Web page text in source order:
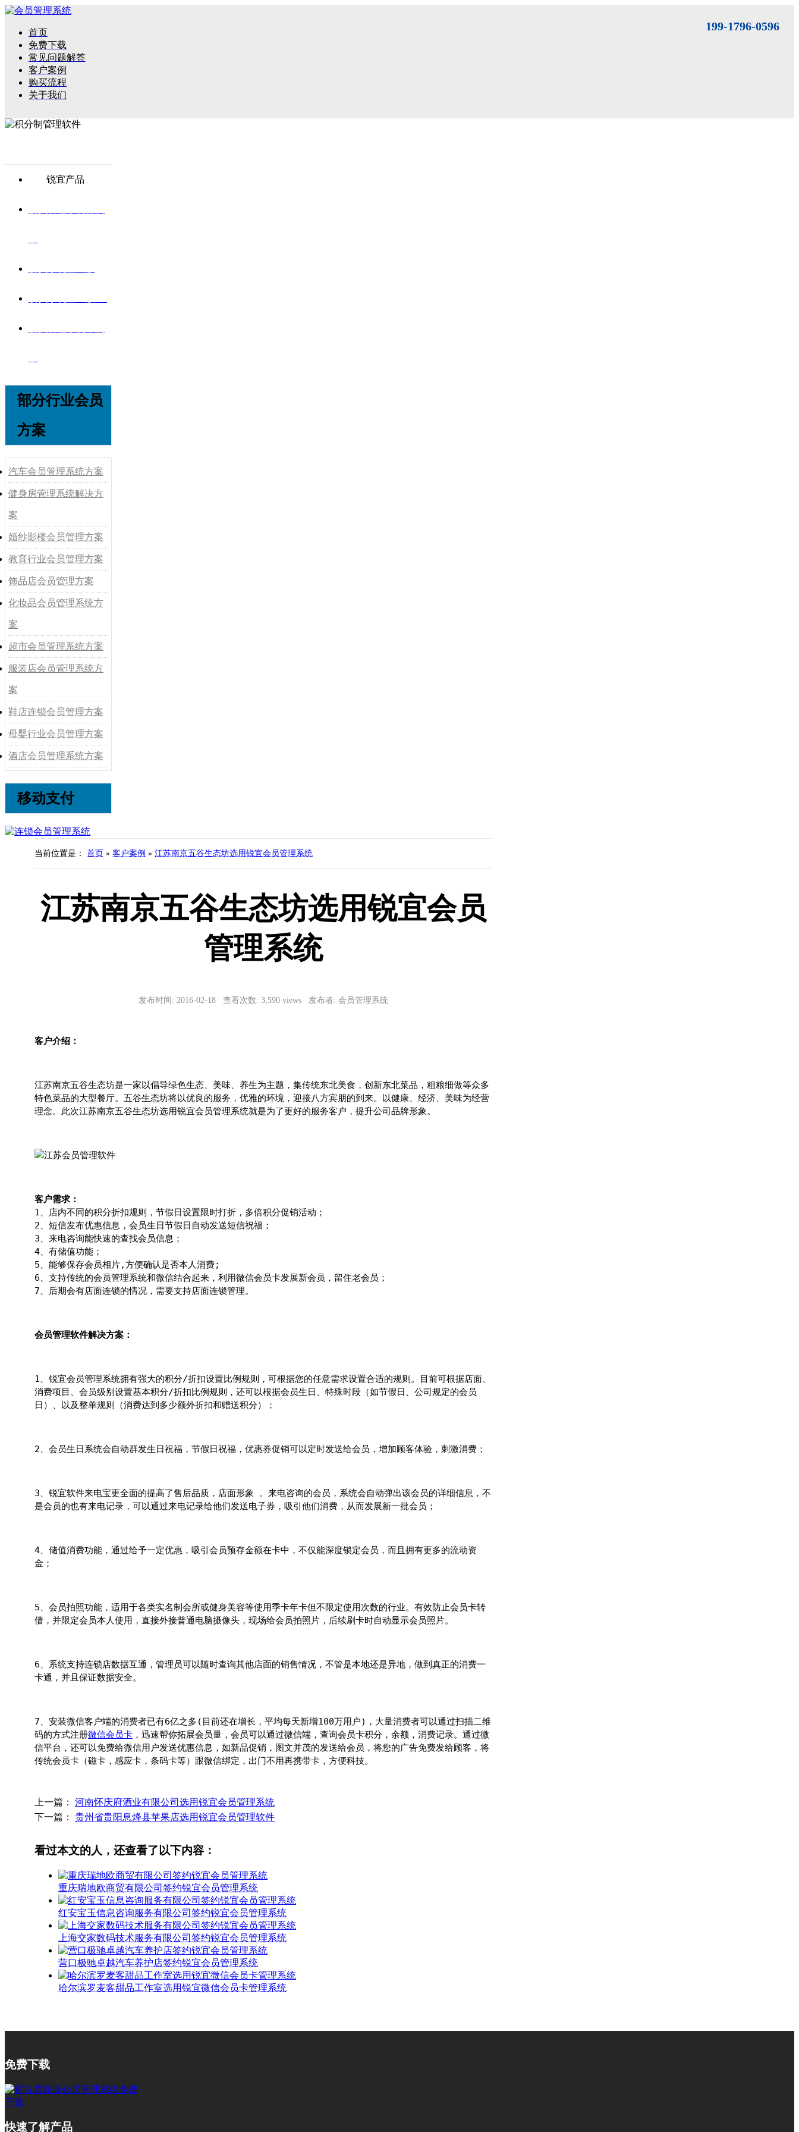
首页
免费下载
常见问题解答
客户案例
购买流程
关于我们
199-1796-0596
锐宜产品
部分行业会员
方案
汽车会员管理系统方案
健身房管理系统解决方
案
婚纱影楼会员管理方案
教育行业会员管理方案
饰品店会员管理方案
化妆品会员管理系统方
案
超市会员管理系统方案
服装店会员管理系统方
案
鞋店连锁会员管理方案
母婴行业会员管理方案
酒店会员管理系统方案
移动支付
当前位置是： 首页 » 客户案例 » 江苏南京五谷生态坊选用锐宜会员管理系统
江苏南京五谷生态坊选用锐宜会员
管理系统
发布时间: 2016-02-18 查看次数: 3,590 views 发布者: 会员管理系统
客户介绍：
江苏南京五谷生态坊是一家以倡导绿色生态、美味、养生为主题，集传统东北美食，创新东北菜品，粗粮细做等众多
特色菜品的大型餐厅。五谷生态坊将以优良的服务，优雅的环境，迎接八方宾朋的到来。以健康、经济、美味为经营
理念。此次江苏南京五谷生态坊选用锐宜会员管理系统就是为了更好的服务客户，提升公司品牌形象。
客户需求：
1、店内不同的积分折扣规则，节假日设置限时打折，多倍积分促销活动；
2、短信发布优惠信息，会员生日节假日自动发送短信祝福；
3、来电咨询能快速的查找会员信息；
4、有储值功能；
5、能够保存会员相片,方便确认是否本人消费;
6、支持传统的会员管理系统和微信结合起来，利用微信会员卡发展新会员，留住老会员；
7、后期会有店面连锁的情况，需要支持店面连锁管理。
会员管理软件解决方案：
1、锐宜会员管理系统拥有强大的积分/折扣设置比例规则，可根据您的任意需求设置合适的规则。目前可根据店面、
消费项目、会员级别设置基本积分/折扣比例规则，还可以根据会员生日、特殊时段（如节假日、公司规定的会员
日）、以及整单规则（消费达到多少额外折扣和赠送积分）；
2、会员生日系统会自动群发生日祝福，节假日祝福，优惠券促销可以定时发送给会员，增加顾客体验，刺激消费；
3、锐宜软件来电宝更全面的提高了售后品质，店面形象 。来电咨询的会员，系统会自动弹出该会员的详细信息，不
是会员的也有来电记录，可以通过来电记录给他们发送电子券，吸引他们消费，从而发展新一批会员；
4、储值消费功能，通过给予一定优惠，吸引会员预存金额在卡中，不仅能深度锁定会员，而且拥有更多的流动资
金；
5、会员拍照功能，适用于各类实名制会所或健身美容等使用季卡年卡但不限定使用次数的行业。有效防止会员卡转
借，并限定会员本人使用，直接外接普通电脑摄像头，现场给会员拍照片，后续刷卡时自动显示会员照片。
6、系统支持连锁店数据互通，管理员可以随时查询其他店面的销售情况，不管是本地还是异地，做到真正的消费一
卡通，并且保证数据安全。
7、安装微信客户端的消费者已有6亿之多(目前还在增长，平均每天新增100万用户)，大量消费者可以通过扫描二维
码的方式注册微信会员卡 ，迅速帮你拓展会员量，会员可以通过微信端，查询会员卡积分，余额，消费记录。通过微
信平台，还可以免费给微信用户发送优惠信息，如新品促销，图文并茂的发送给会员，将您的广告免费发给顾客，将
传统会员卡（磁卡，感应卡，条码卡等）跟微信绑定，出门不用再携带卡，方便科技。
上一篇： 河南怀庆府酒业有限公司选用锐宜会员管理系统
下一篇： 贵州省贵阳息烽县苹果店选用锐宜会员管理软件
看过本文的人，还查看了以下内容：
重庆瑞地欧商贸有限公司签约锐宜会员管理系统
红安宝玉信息咨询服务有限公司签约锐宜会员管理系统
上海交家数码技术服务有限公司签约锐宜会员管理系统
营口极驰卓越汽车养护店签约锐宜会员管理系统
哈尔滨罗麦客甜品工作室选用锐宜微信会员卡管理系统
免费下载
快速了解产品